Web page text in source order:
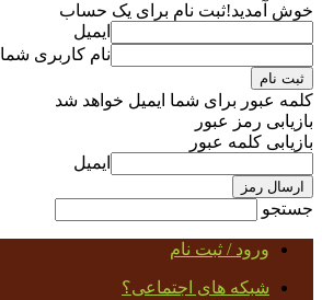
خوش آمدید!ثبت نام برای یک حساب
ایمیل
نام کاربری شما
کلمه عبور برای شما ایمیل خواهد شد
بازیابی رمز عبور
بازیابی کلمه عبور
ایمیل
جستجو
ورود / ثبت نام
شبکه های اجتماعی؟